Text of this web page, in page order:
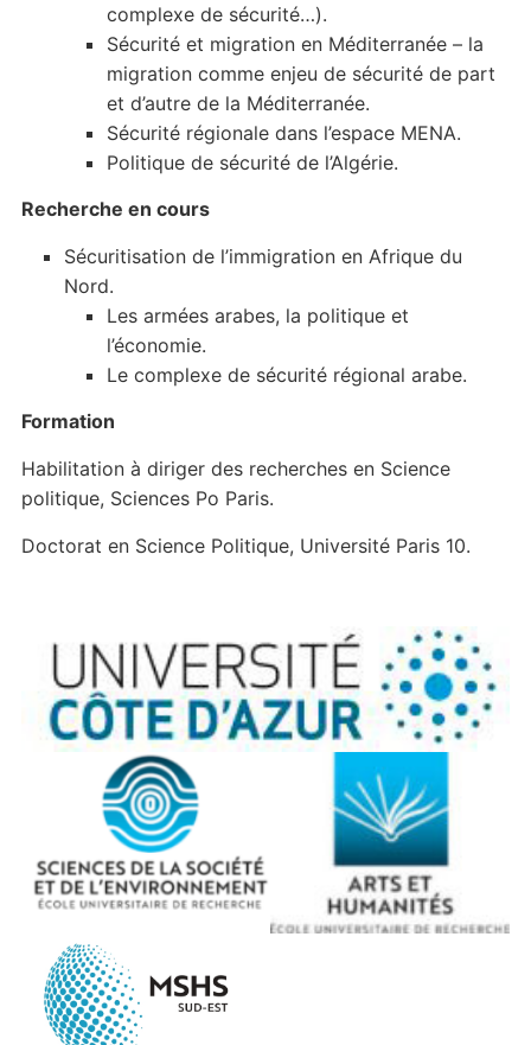
complexe de sécurité…).
Sécurité et migration en Méditerranée – la
migration comme enjeu de sécurité de part
et d’autre de la Méditerranée.
Sécurité régionale dans l’espace MENA.
Politique de sécurité de l’Algérie.
Recherche en cours
Sécuritisation de l’immigration en Afrique du
Nord.
Les armées arabes, la politique et
l’économie.
Le complexe de sécurité régional arabe.
Formation
Habilitation à diriger des recherches en Science
politique, Sciences Po Paris.
Doctorat en Science Politique, Université Paris 10.